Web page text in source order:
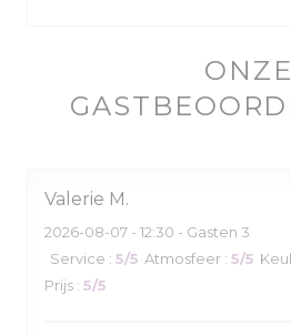
ONZE
Valerie M
2026-08-07 - 12:30 - Gasten 3
Service : 5/5 Atmosfeer : 5/5
Prijs : 5/5